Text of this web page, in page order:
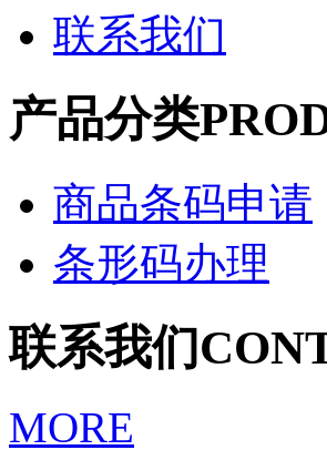
联系我们
产品分类
商品条码申请
条形码办理
联系我们
MORE